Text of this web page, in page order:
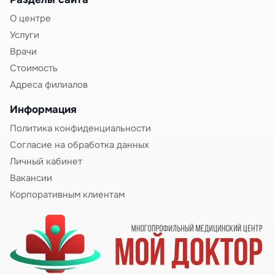
Инкубационный период — 1-5 дней (чаще 1-2 дня).
Больной заразен с первых часов заболевания и в
течение всего периода болезни (5-7 дней).
Характерна сезонность — подъем заболеваемости
в холодное время года (осень-зима). Особенно
посещающие детские сады.
Клиническая картина ротавирусной
инфекции
Купить больничный при ротавирусной инфекции
необходимо при появлении характерных
симптомов:
Острое начало:
Рвота— один из первых симптомов, появляется
внезапно, может быть многократной (до 10-15
раз в первые сутки), затем уменьшается
О центре
Услуги
Врачи
Стоимость
Адреса филиалов
Информация
Политика конфиденциальности
Согласие на обработка данных
Личный кабинет
Вакансии
Корпоративным клиентам